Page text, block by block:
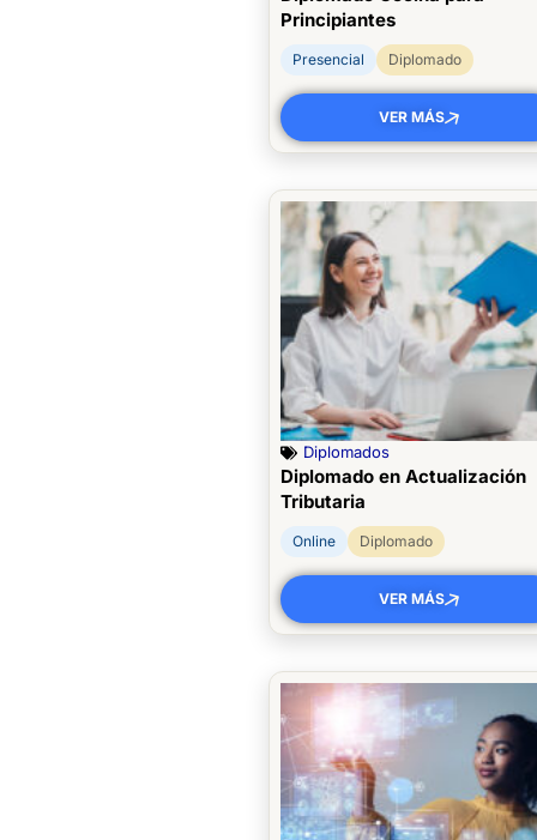
Principiantes
Presencial Diplomado
VER MÁS
Diplomados
Diplomado en Actualización
Tributaria
Online Diplomado
VER MÁS